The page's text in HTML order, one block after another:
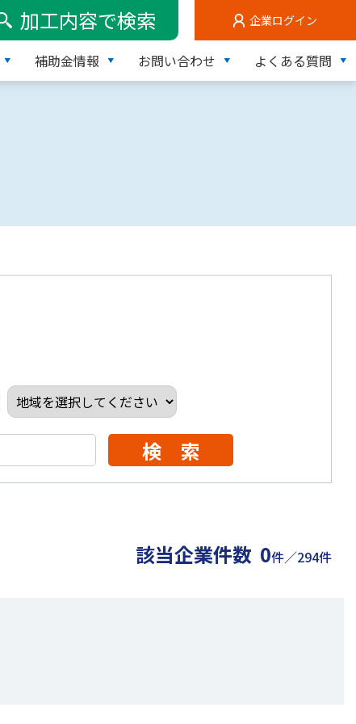
加工内容で検索 企業ログイン
補助金情報 お問い合わせ よくある質問
検 索
該当企業件数 0件／294件